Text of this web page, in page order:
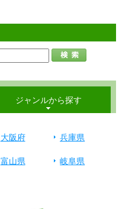
ジャンルから探す
大阪府
兵庫県
富山県
岐阜県